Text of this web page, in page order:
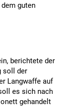
guten
berichtete der
soll der
Langwaffe auf
es sich nach
gehandelt